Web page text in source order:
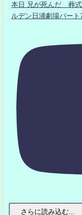
本日 兄が死んだ 葬
ルデン日浦劇場パート
さらに読み込む...